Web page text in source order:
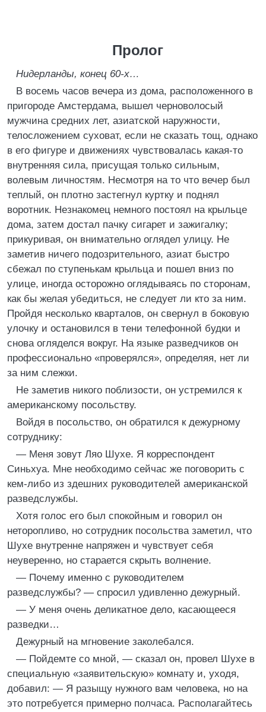
Пролог
Нидерланды, конец 60-х…
В восемь часов вечера из дома, расположенного в
пригороде Амстердама, вышел черноволосый
мужчина средних лет, азиатской наружности,
телосложением суховат, если не сказать тощ, однако
в его фигуре и движениях чувствовалась какая-то
внутренняя сила, присущая только сильным,
волевым личностям. Несмотря на то что вечер был
теплый, он плотно застегнул куртку и поднял
воротник. Незнакомец немного постоял на крыльце
дома, затем достал пачку сигарет и зажигалку;
прикуривая, он внимательно оглядел улицу. Не
заметив ничего подозрительного, азиат быстро
сбежал по ступенькам крыльца и пошел вниз по
улице, иногда осторожно оглядываясь по сторонам,
как бы желая убедиться, не следует ли кто за ним.
Пройдя несколько кварталов, он свернул в боковую
улочку и остановился в тени телефонной будки и
снова огляделся вокруг. На языке разведчиков он
профессионально «проверялся», определяя, нет ли
за ним слежки.
Не заметив никого поблизости, он устремился к
американскому посольству.
Войдя в посольство, он обратился к дежурному
сотруднику:
— Меня зовут Ляо Шухе. Я корреспондент
Синьхуа. Мне необходимо сейчас же поговорить с
кем-либо из здешних руководителей американской
разведслужбы.
Хотя голос его был спокойным и говорил он
неторопливо, но сотрудник посольства заметил, что
Шухе внутренне напряжен и чувствует себя
неуверенно, но старается скрыть волнение.
— Почему именно с руководителем
разведслужбы? — спросил удивленно дежурный.
— У меня очень деликатное дело, касающееся
разведки…
Дежурный на мгновение заколебался.
— Пойдемте со мной, — сказал он, провел Шухе в
специальную «заявительскую» комнату и, уходя,
добавил: — Я разыщу нужного вам человека, но на
это потребуется примерно полчаса. Располагайтесь